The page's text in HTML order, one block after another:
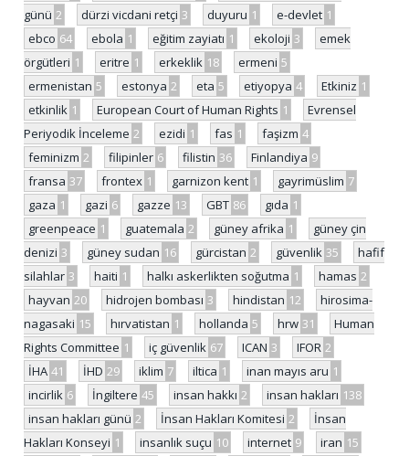
günü 2 dürzi vicdani retçi 3 duyuru 1 e-devlet 1
ebco 64 ebola 1 eğitim zayiatı 1 ekoloji 3
emek
örgütleri 1 eritre 1 erkeklik 18 ermeni 5
ermenistan 5 estonya 2 eta 5 etiyopya 4 Etkiniz 1
etkinlik 1 European Court of Human Rights 1
Evrensel
Periyodik İnceleme 2 ezidi 1 fas 1 faşizm 4
feminizm 2 filipinler 6 filistin 36 Finlandiya 9
fransa 37 frontex 1 garnizon kent 1 gayrimüslim 7
gaza 1 gazi 6 gazze 13 GBT 86 gıda 1
greenpeace 1 guatemala 2 güney afrika 1
güney çin
denizi 3 güney sudan 16 gürcistan 2 güvenlik 35
hafif
silahlar 3 haiti 1 halkı askerlikten soğutma 1 hamas 2
hayvan 20 hidrojen bombası 3 hindistan 12
hirosima-
nagasaki 15 hırvatistan 1 hollanda 5 hrw 31
Human
Rights Committee 1 iç güvenlik 67 ICAN 3 IFOR 2
İHA 41 İHD 29 iklim 7 iltica 1 inan mayıs aru 1
incirlik 6 İngiltere 45 insan hakkı 2 insan hakları 138
insan hakları günü 2 İnsan Hakları Komitesi 2
İnsan
Hakları Konseyi 1 insanlık suçu 10 internet 9 iran 15